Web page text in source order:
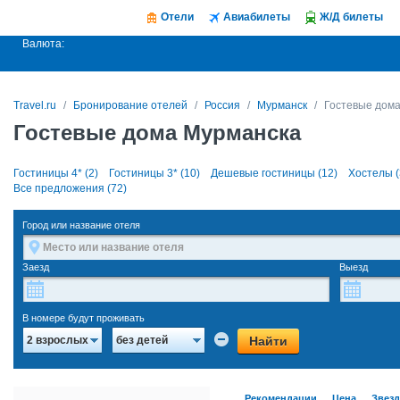
Отели Авиабилеты Ж/Д билеты
Валюта:
Travel.ru Бронирование отелей Россия Мурманск Гостевые
Гостевые дома Мурманска
Гостиницы 4* (2) Гостиницы 3* (10) Дешевые гостиницы (12)
Хостелы
Все предложения (72)
Город или название отеля
Заезд Выезд
В номере будут проживать
2 взрослых без детей Найти